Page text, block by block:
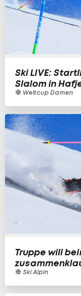
Ski LIVE:
Slalom in
Weltcup Damen
Truppe will
Ski Alpin